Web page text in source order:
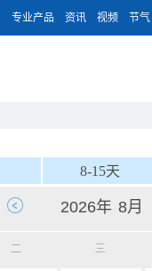
专业产品 资讯 视频 节气
8-15天
二 三